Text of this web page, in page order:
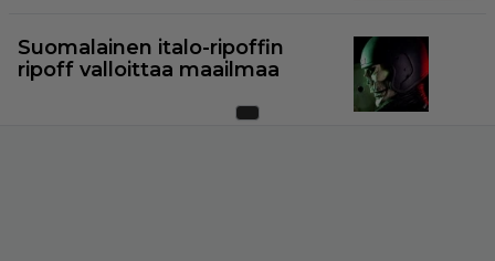
Suomalainen italo-ripoffin
ripoff valloittaa maailmaa